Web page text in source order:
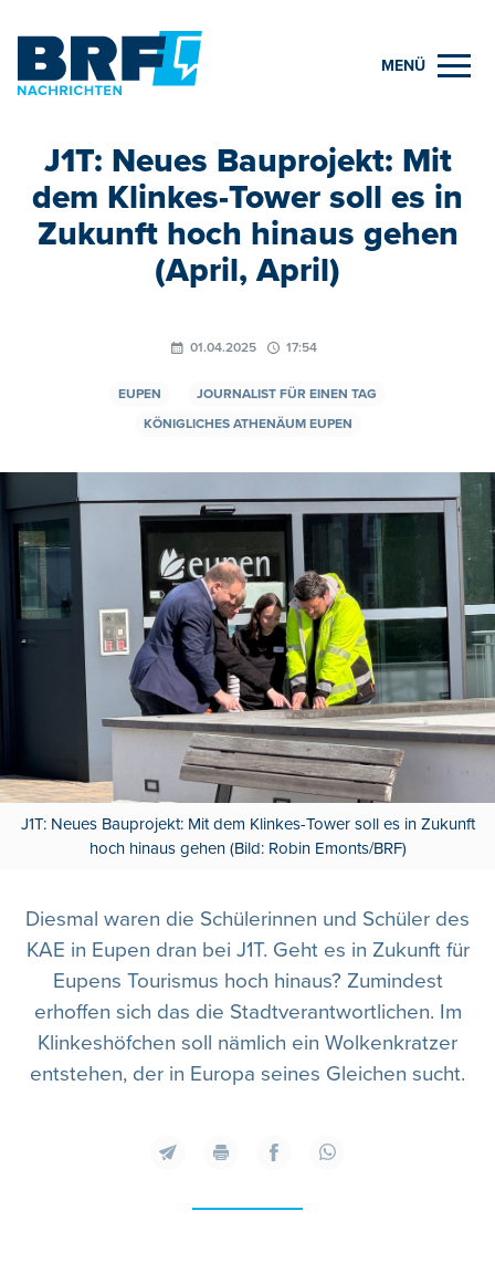
MENÜ
J1T: Neues Bauprojekt: Mit
dem Klinkes-Tower soll es in
Zukunft hoch hinaus gehen
(April, April)
01.04.2025 17:54
EUPEN
JOURNALIST FÜR EINEN TAG
KÖNIGLICHES ATHENÄUM EUPEN
J1T: Neues Bauprojekt: Mit dem Klinkes-Tower soll es in Zukunft
hoch hinaus gehen (Bild: Robin Emonts/BRF)
Diesmal waren die Schülerinnen und Schüler des
KAE in Eupen dran bei J1T. Geht es in Zukunft für
Eupens Tourismus hoch hinaus? Zumindest
erhoffen sich das die Stadtverantwortlichen. Im
Klinkeshöfchen soll nämlich ein Wolkenkratzer
entstehen, der in Europa seines Gleichen sucht.